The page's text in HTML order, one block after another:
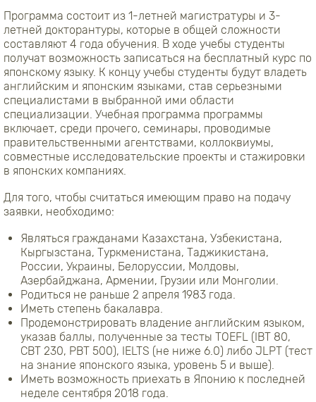
Программа состоит из 1-летней магистратуры и 3-
летней докторантуры, которые в общей сложности
составляют 4 года обучения. В ходе учебы студенты
получат возможность записаться на бесплатный курс по
японскому языку. К концу учебы студенты будут владеть
английским и японским языками, став серьезными
специалистами в выбранной ими области
специализации. Учебная программа программы
включает, среди прочего, семинары, проводимые
правительственными агентствами, коллоквиумы,
совместные исследовательские проекты и ​​стажировки
в японских компаниях.
Для того, чтобы считаться имеющим право на подачу
заявки, необходимо:
Являться гражданами Казахстана, Узбекистана,
Кыргызстана, Туркменистана, Таджикистана,
России, Украины, Белоруссии, Молдовы,
Азербайджана, Армении, Грузии или Монголии.
Родиться не раньше 2 апреля 1983 года.
Иметь степень бакалавра.
Продемонстрировать владение английским языком,
указав баллы, полученные за тесты TOEFL (IBT 80,
CBT 230, PBT 500), IELTS (не ниже 6.0) либо JLPT (тест
на знание японского языка, уровень 5 и выше).
Иметь возможность приехать в Японию к последней
неделе сентября 2018 года.